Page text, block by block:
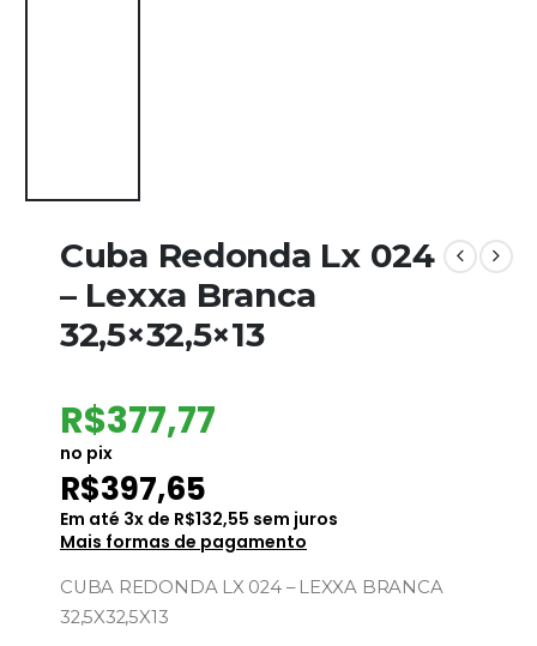
Cuba Redonda Lx 024
– Lexxa Branca
32,5×32,5×13
R$377,77
no pix
R$397,65
Em até 3x de R$132,55 sem juros
Mais formas de pagamento
CUBA REDONDA LX 024 – LEXXA BRANCA
32,5X32,5X13